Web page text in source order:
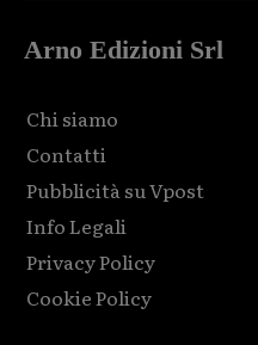
Arno Edizioni Srl
Chi siamo
Contatti
Pubblicità su Vpost
Info Legali
Privacy Policy
Cookie Policy